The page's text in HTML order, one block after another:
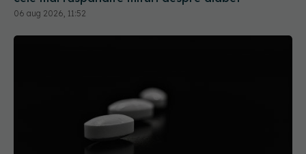
06 aug 2026, 11:52